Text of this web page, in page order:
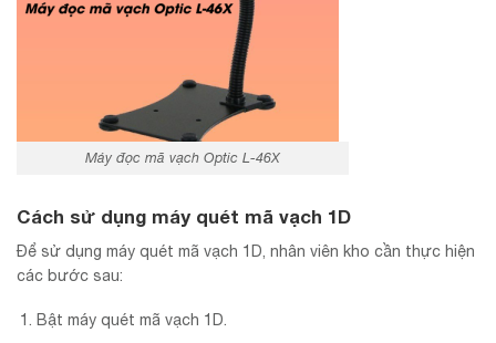
Máy đọc mã vạch Optic L-46X
Cách sử dụng máy quét mã vạch 1D
Để sử dụng máy quét mã vạch 1D, nhân viên kho cần thực hiện
các bước sau:
Bật máy quét mã vạch 1D.